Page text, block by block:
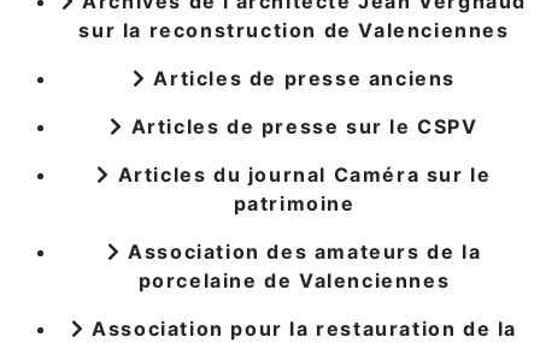
sur la reconstruction de Valenciennes
Articles de presse anciens
Articles de presse sur le CSPV
Articles du journal Caméra sur le
patrimoine
Association des amateurs de la
porcelaine de Valenciennes
Association pour la restauration de la